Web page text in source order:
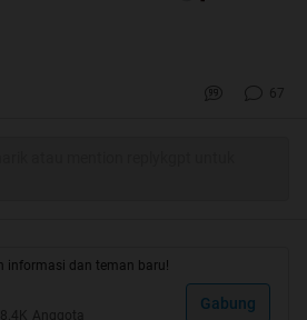
67
informasi dan teman baru!
Anggota
Gabung